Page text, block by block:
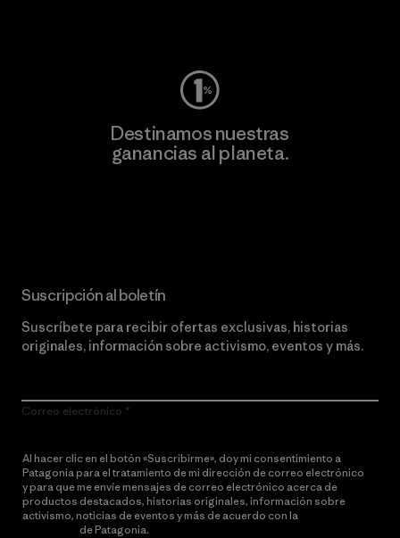
Destinamos nuestras
ganancias al planeta.
Suscripción al boletín
Suscríbete para recibir ofertas exclusivas, historias
originales, información sobre activismo, eventos y más.
Correo electrónico
Al hacer clic en el botón «Suscribirme», doy mi consentimiento a
Patagonia para el tratamiento de mi dirección de correo electrónico
y para que me envíe mensajes de correo electrónico acerca de
productos destacados, historias originales, información sobre
activismo, noticias de eventos y más de acuerdo con la
de Patagonia.